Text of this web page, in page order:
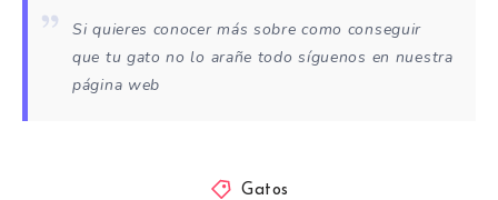
Si quieres conocer más sobre como conseguir
que tu gato no lo arañe todo síguenos en nuestra
página web
Gatos